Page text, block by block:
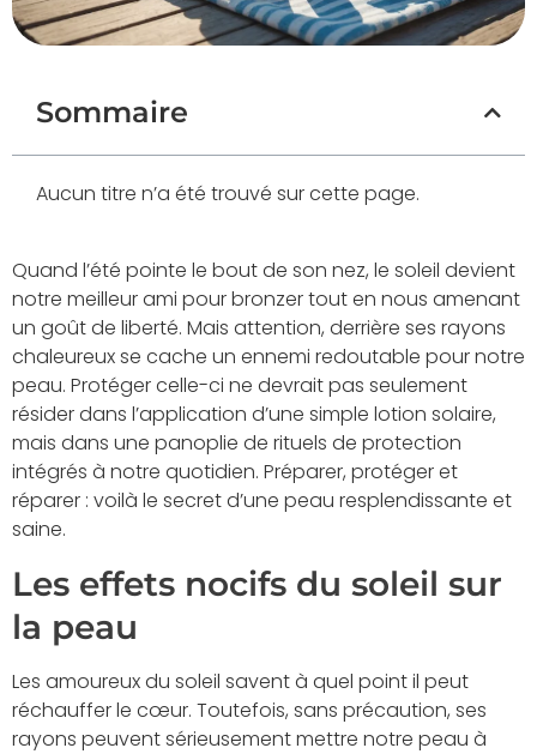
Sommaire
Aucun titre n’a été trouvé sur cette page.
Quand l’été pointe le bout de son nez, le soleil devient
notre meilleur ami pour bronzer tout en nous amenant
un goût de liberté. Mais attention, derrière ses rayons
chaleureux se cache un ennemi redoutable pour notre
peau. Protéger celle-ci ne devrait pas seulement
résider dans l’application d’une simple lotion solaire,
mais dans une panoplie de rituels de protection
intégrés à notre quotidien. Préparer, protéger et
réparer : voilà le secret d’une peau resplendissante et
saine.
Les effets nocifs du soleil sur
la peau
Les amoureux du soleil savent à quel point il peut
réchauffer le cœur. Toutefois, sans précaution, ses
rayons peuvent sérieusement mettre notre peau à